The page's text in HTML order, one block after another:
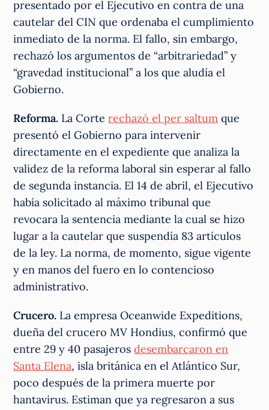
presentado por el Ejecutivo en contra de una
cautelar del CIN que ordenaba el cumplimiento
inmediato de la norma. El fallo, sin embargo,
rechazó los argumentos de “arbitrariedad” y
“gravedad institucional” a los que aludía el
Gobierno.
Reforma. La Corterechazó el per saltum que
presentó el Gobierno para intervenir
directamente en el expediente que analiza la
validez de la reforma laboral sin esperar al fallo
de segunda instancia. El 14 de abril, el Ejecutivo
había solicitado al máximo tribunal que
revocara la sentencia mediante la cual se hizo
lugar a la cautelar que suspendía 83 artículos
de la ley. La norma, de momento, sigue vigente
y en manos del fuero en lo contencioso
administrativo.
Crucero. La empresa Oceanwide Expeditions,
dueña del crucero MV Hondius, confirmó que
entre 29 y 40 pasajerosdesembarcaron en
Santa Elena, isla británica en el Atlántico Sur,
poco después de la primera muerte por
hantavirus. Estiman que ya regresaron a sus